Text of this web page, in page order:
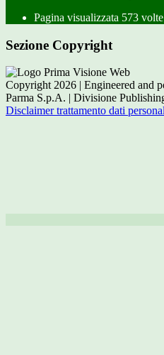
Pagina visualizzata 573 volte
Sezione Copyright
Copyright 2026 | Engineered and
Parma S.p.A. | Divisione
Disclaimer trattamento dati